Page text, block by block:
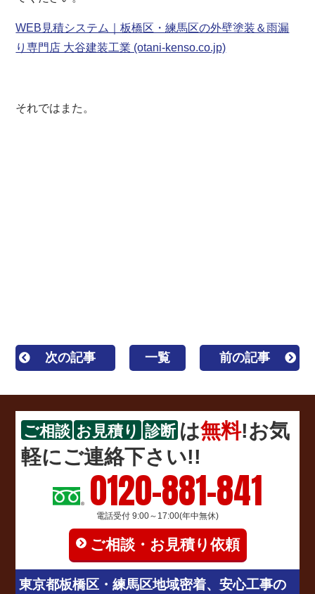
WEB見積システム｜板橋区・練馬区の外壁塗装＆雨漏
り専門店 大谷建装工業 (otani-kenso.co.jp)
それではまた。
次の記事 一覧 前の記事
ご相談 お見積り 診断 は無料!お気
軽にご連絡下さい!!
0120-881-841
電話受付 9:00～17:00(年中無休)
ご相談・お見積り依頼
東京都板橋区・練馬区地域密着、安心工事の